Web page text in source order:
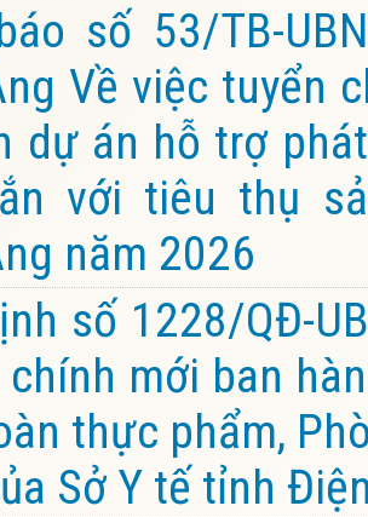
số 53/TB-
Về việc tuyển
dự án hỗ trợ
với tiêu thụ
năm 2026
số 1228/QĐ-
mới ban
thực phẩm,
Sở Y tế tỉnh